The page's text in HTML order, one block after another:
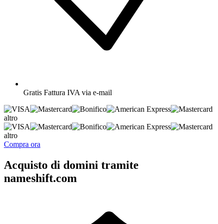
Gratis Fattura IVA via e-mail
altro
altro
Compra ora
Acquisto di domini tramite
nameshift.com